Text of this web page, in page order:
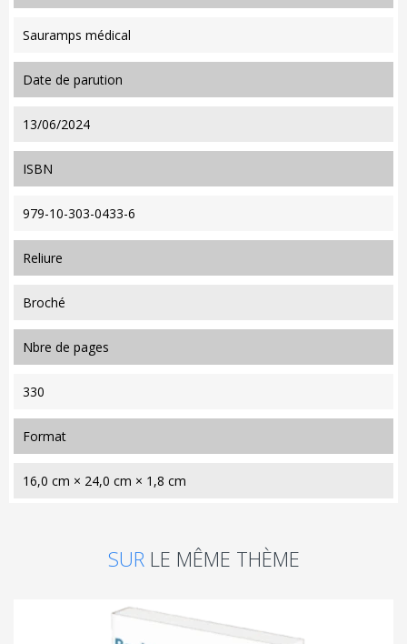
Sauramps médical
date de parution
13/06/2024
ISBN
979-10-303-0433-6
reliure
Broché
nbre de pages
330
format
16,0 cm × 24,0 cm × 1,8 cm
SUR LE MÊME THÈME